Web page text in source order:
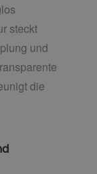
steckt
und
die